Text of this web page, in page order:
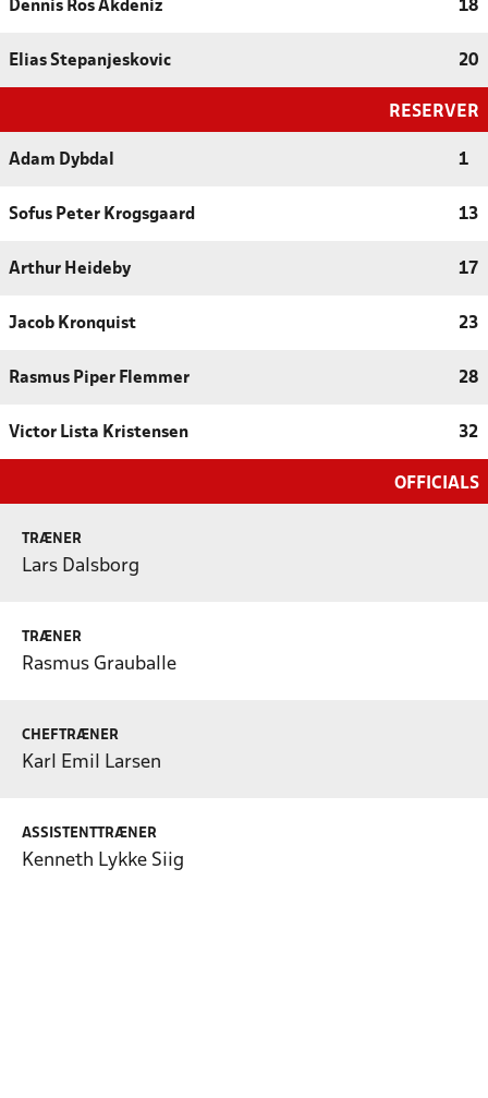
Dennis Ros Akdeniz 18
Elias Stepanjeskovic 20
RESERVER
Adam Dybdal 1
Sofus Peter Krogsgaard 13
Arthur Heideby 17
Jacob Kronquist 23
Rasmus Piper Flemmer 28
Victor Lista Kristensen 32
OFFICIALS
TRÆNER
Lars Dalsborg
TRÆNER
Rasmus Grauballe
CHEFTRÆNER
Karl Emil Larsen
ASSISTENTTRÆNER
Kenneth Lykke Siig